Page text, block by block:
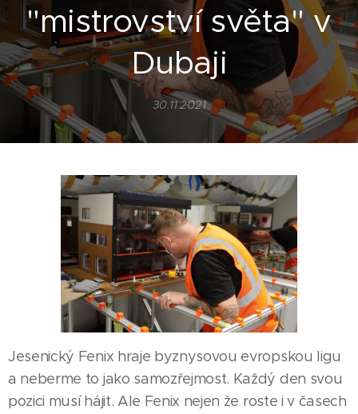
"mistrovství světa" v
Dubaji
30.11.2021
Jesenický Fenix hraje byznysovou evropskou ligu
a neberme to jako samozřejmost. Každý den svou
pozici musí hájit. Ale Fenix nejen že roste i v časech